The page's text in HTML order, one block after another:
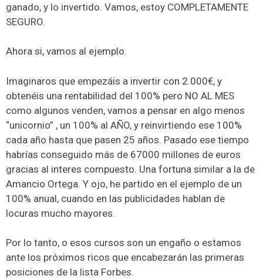
ganado, y lo invertido. Vamos, estoy COMPLETAMENTE
SEGURO.
Ahora si, vamos al ejemplo.
Imaginaros que empezáis a invertir con 2.000€, y
obtenéis una rentabilidad del 100% pero NO AL MES
como algunos venden, vamos a pensar en algo menos
“unicornio” , un 100% al AÑO, y reinvirtiendo ese 100%
cada año hasta que pasen 25 años. Pasado ese tiempo
habrías conseguido más de 67000 millones de euros
gracias al interes compuesto. Una fortuna similar a la de
Amancio Ortega. Y ojo, he partido en el ejemplo de un
100% anual, cuando en las publicidades hablan de
locuras mucho mayores.
Por lo tanto, o esos cursos son un engaño o estamos
ante los próximos ricos que encabezarán las primeras
posiciones de la lista Forbes.